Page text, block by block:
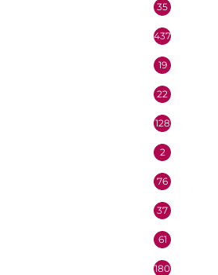
35
437
19
22
128
2
76
37
61
180